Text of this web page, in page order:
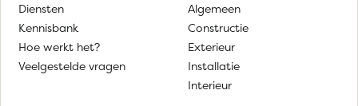
Diensten
Kennisbank
Hoe werkt het?
Veelgestelde vragen
Algemeen
Constructie
Exterieur
Installatie
Interieur